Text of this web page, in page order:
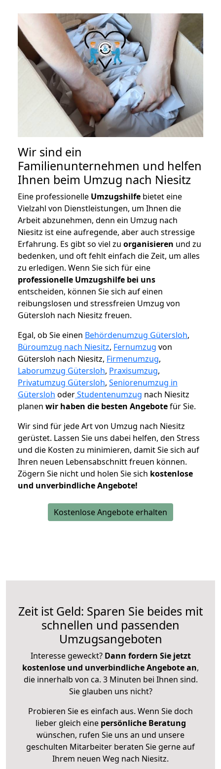
Wir sind ein
Familienunternehmen und helfen
Ihnen beim Umzug nach Niesitz
Eine professionelle Umzugshilfe bietet eine
Vielzahl von Dienstleistungen, um Ihnen die
Arbeit abzunehmen, denn ein Umzug nach
Niesitz ist eine aufregende, aber auch stressige
Erfahrung. Es gibt so viel zu organisieren und zu
bedenken, und oft fehlt einfach die Zeit, um alles
zu erledigen. Wenn Sie sich für eine
professionelle Umzugshilfe bei uns
entscheiden, können Sie sich auf einen
reibungslosen und stressfreien Umzug von
Gütersloh nach Niesitz freuen.
Egal, ob Sie einen Behördenumzug Gütersloh,
Büroumzug nach Niesitz, Fernumzug von
Gütersloh nach Niesitz, Firmenumzug,
Laborumzug Gütersloh, Praxisumzug,
Privatumzug Gütersloh, Seniorenumzug in
Gütersloh oderStudentenumzug nach Niesitz
planen wir haben die besten Angebotefür Sie.
Wir sind für jede Art von Umzug nach Niesitz
gerüstet. Lassen Sie uns dabei helfen, den Stress
und die Kosten zu minimieren, damit Sie sich auf
Ihren neuen Lebensabschnitt freuen können.
Zögern Sie nicht und holen Sie sich kostenlose
und unverbindliche Angebote!
Kostenlose Angebote erhalten
Zeit ist Geld: Sparen Sie beides mit
schnellen und passenden
Umzugsangeboten
Interesse geweckt? Dann fordern Sie jetzt
kostenlose und unverbindliche Angebote an,
die innerhalb von ca. 3 Minuten bei Ihnen sind.
Sie glauben uns nicht?
Probieren Sie es einfach aus. Wenn Sie doch
lieber gleich eine persönliche Beratung
wünschen, rufen Sie uns an und unsere
geschulten Mitarbeiter beraten Sie gerne auf
Ihrem neuen Weg nach Niesitz.